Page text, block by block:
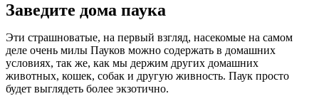
Заведите дома паука
Эти страшноватые, на первый взгляд, насекомые на самом
деле очень милы Пауков можно содержать в домашних
условиях, так же, как мы держим других домашних
животных, кошек, собак и другую живность. Паук просто
будет выглядеть более экзотично.